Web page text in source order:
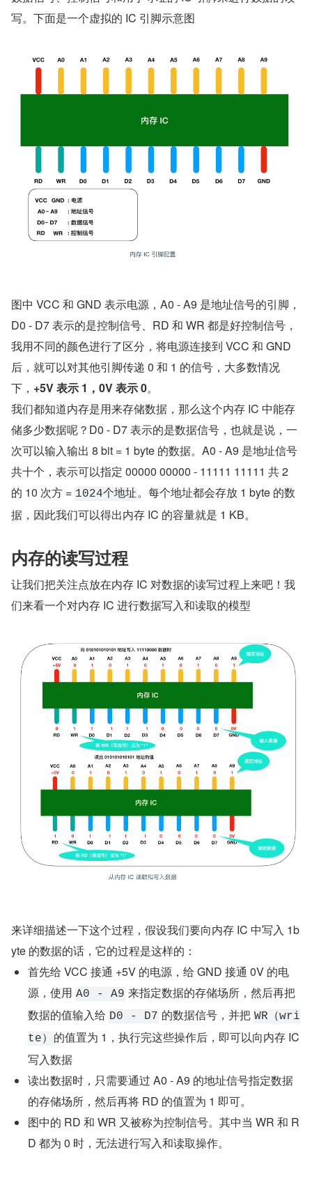
写。下面是一个虚拟的 IC 引脚示意图
图中 VCC 和 GND 表示电源，A0 - A9 是地址信号的引脚，
D0 - D7 表示的是控制信号、RD 和 WR 都是好控制信号，
我用不同的颜色进行了区分，将电源连接到 VCC 和 GND
后，就可以对其他引脚传递 0 和 1 的信号，大多数情况
下， +5V 表示 1，0V 表示 0。
我们都知道内存是用来存储数据，那么这个内存 IC 中能存
储多少数据呢？D0 - D7 表示的是数据信号，也就是说，一
次可以输入输出 8 bit = 1 byte 的数据。A0 - A9 是地址信号
共十个，表示可以指定 00000 00000 - 11111 11111 共 2
的 10 次方 = 1024个地址。每个地址都会存放 1 byte 的数
据，因此我们可以得出内存 IC 的容量就是 1 KB。
内存的读写过程
让我们把关注点放在内存 IC 对数据的读写过程上来吧！我
们来看一个对内存 IC 进行数据写入和读取的模型
来详细描述一下这个过程，假设我们要向内存 IC 中写入 1b
yte 的数据的话，它的过程是这样的：
首先给 VCC 接通 +5V 的电源，给 GND 接通 0V 的电
源，使用 A0 - A9 来指定数据的存储场所，然后再把
数据的值输入给 D0 - D7 的数据信号，并把 WR（wri
te）
的值置为 1，执行完这些操作后，即可以向内存 IC
写入数据
读出数据时，只需要通过 A0 - A9 的地址信号指定数据
的存储场所，然后再将 RD 的值置为 1 即可。
图中的 RD 和 WR 又被称为控制信号。其中当 WR 和 R
D 都为 0 时，无法进行写入和读取操作。